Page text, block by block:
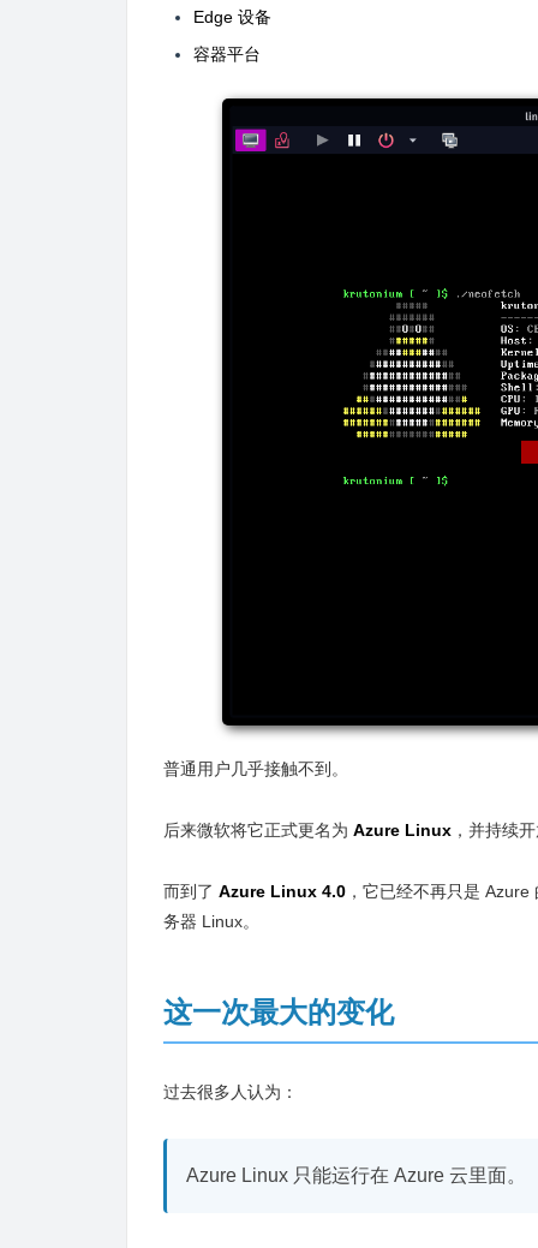
Edge 设备
容器平台
普通用户几乎接触不到。
后来微软将它正式更名为 Azure Linux ，并持续开
而到了 Azure Linux 4.0 ，它已经不再只是
务器 Linux。
这一次最大的变化
过去很多人认为：
Azure Linux 只能运行在 Azure 云里面。